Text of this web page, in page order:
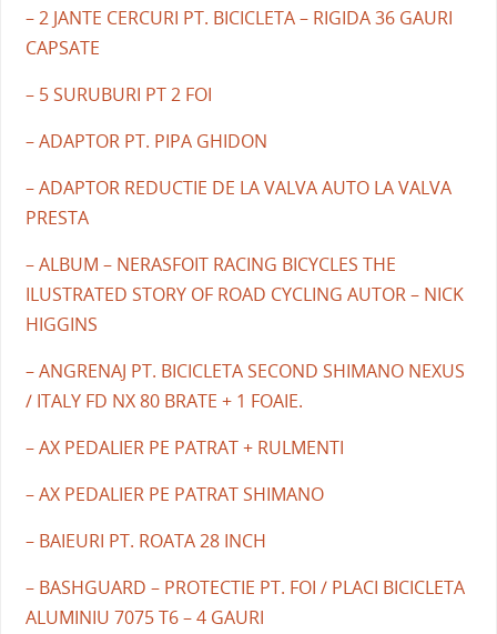
– 2 JANTE CERCURI PT. BICICLETA – RIGIDA 36 GAURI
CAPSATE
– 5 SURUBURI PT 2 FOI
– ADAPTOR PT. PIPA GHIDON
– ADAPTOR REDUCTIE DE LA VALVA AUTO LA VALVA
PRESTA
– ALBUM – NERASFOIT RACING BICYCLES THE
ILUSTRATED STORY OF ROAD CYCLING AUTOR – NICK
HIGGINS
– ANGRENAJ PT. BICICLETA SECOND SHIMANO NEXUS
/ ITALY FD NX 80 BRATE + 1 FOAIE.
– AX PEDALIER PE PATRAT + RULMENTI
– AX PEDALIER PE PATRAT SHIMANO
– BAIEURI PT. ROATA 28 INCH
– BASHGUARD – PROTECTIE PT. FOI / PLACI BICICLETA
ALUMINIU 7075 T6 – 4 GAURI